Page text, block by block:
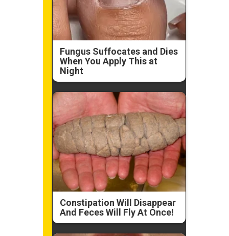
Fungus Suffocates and Dies
When You Apply This at
Night
Constipation Will Disappear
And Feces Will Fly At Once!